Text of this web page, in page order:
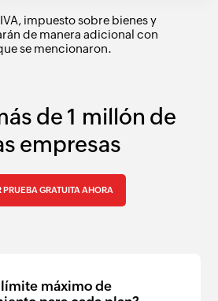
impuesto sobre bienes y
de manera adicional con
se mencionaron.
de 1 millón de
empresas
PRUEBA GRATUITA AHORA
límite máximo de